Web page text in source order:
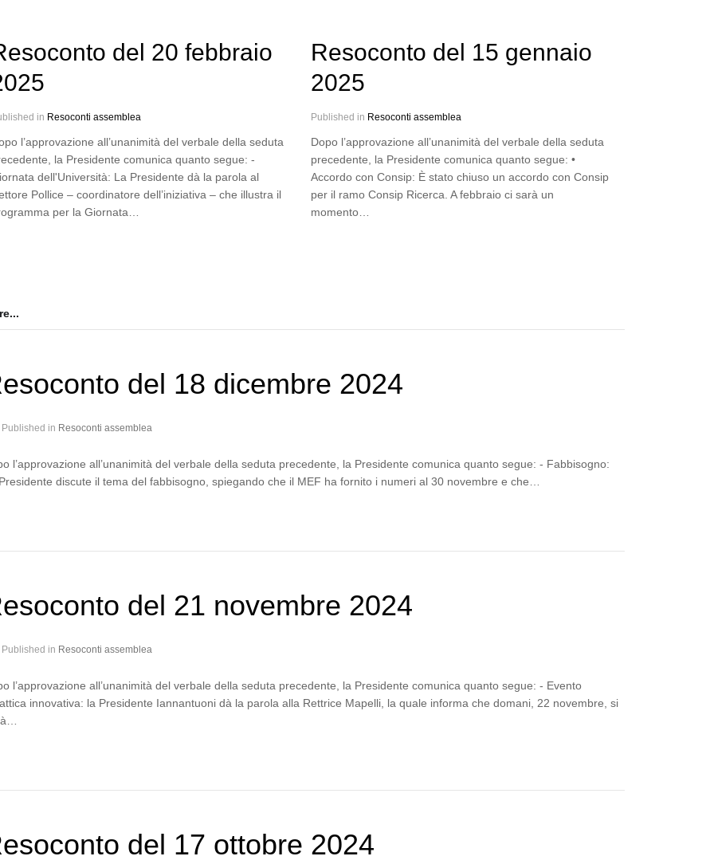
del 20 febbraio
in Resoconti assemblea
l’approvazione all’unanimità del verbale della seduta
la Presidente comunica quanto segue: -
dell'Università: La Presidente dà la parola al
Pollice – coordinatore dell’iniziativa – che illustra il
per la Giornata…
Resoconto del 15 gennaio
2025
Published in Resoconti assemblea
Dopo l’approvazione all’unanimità del verbale della seduta
precedente, la Presidente comunica quanto segue: •
Accordo con Consip: È stato chiuso un accordo con Consip
per il ramo Consip Ricerca. A febbraio ci sarà un
momento…
del 18 dicembre 2024
Published in Resoconti assemblea
l’approvazione all’unanimità del verbale della seduta precedente, la Presidente comunica quanto segue: - Fabbisogno:
discute il tema del fabbisogno, spiegando che il MEF ha fornito i numeri al 30 novembre e che…
del 21 novembre 2024
Published in Resoconti assemblea
l’approvazione all’unanimità del verbale della seduta precedente, la Presidente comunica quanto segue: - Evento
innovativa: la Presidente Iannantuoni dà la parola alla Rettrice Mapelli, la quale informa che domani, 22 novembre, si
del 17 ottobre 2024